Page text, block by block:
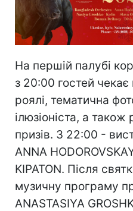
На першій палубі
з 20:00 гостей чекає
роялі, тематична
ілюзіоніста, а також
призів. З 22:00 -
ANNA
KIPATON. Після
музичну програму
ANASTASIYA